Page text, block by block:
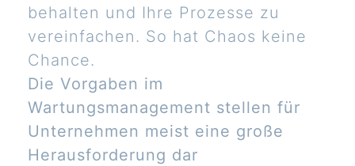
behalten und Ihre Prozesse zu
vereinfachen. So hat Chaos keine
Chance.
Die Vorgaben im
Wartungsmanagement stellen für
Unternehmen meist eine große
Herausforderung dar